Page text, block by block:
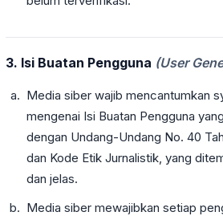
3. Isi Buatan Pengguna (User
Media siber wajib mencantumkan
mengenai Isi Buatan Pengguna
dengan Undang-Undang No. 40
dan Kode Etik Jurnalistik, yang
dan jelas.
Media siber mewajibkan setiap